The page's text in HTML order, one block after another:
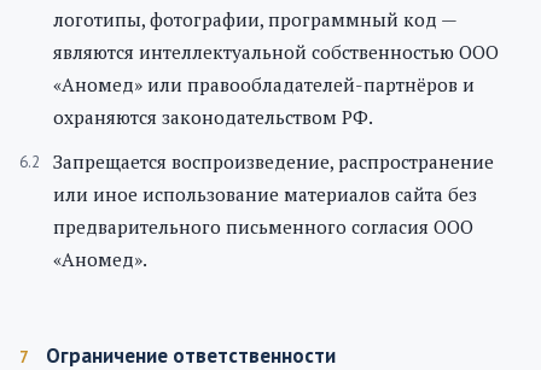
логотипы, фотографии, программный код —
являются интеллектуальной собственностью ООО
«Аномед» или правообладателей-партнёров и
охраняются законодательством РФ.
Запрещается воспроизведение, распространение
или иное использование материалов сайта без
предварительного письменного согласия ООО
«Аномед».
7 Ограничение ответственности